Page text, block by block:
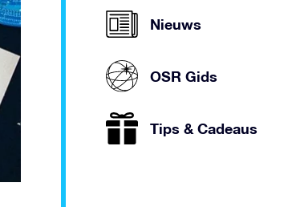
Nieuws
OSR Gids
Tips & Cadeaus